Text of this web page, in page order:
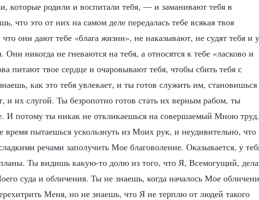
которые родили и воспитали тебя, — и заманивают тебя в
что это от них на самом деле передалась тебе всякая твоя
они дают тебе «блага жизни», не наказывают, не судят тебя и
никогда не гневаются на тебя, а относятся к тебе «ласково и
питают твое сердце и очаровывают тебя, чтобы сбить тебя с
как это тебя увлекает, и ты готов служить им, становишься
и их слугой. Ты безропотно готов стать их верным рабом, ты
И потому ты никак не откликаешься на совершаемый Мною труд.
время пытаешься ускользнуть из Моих рук, и неудивительно, что
речами заполучить Мое благоволение. Оказывается, у
Ты видишь какую-то долю из того, что Я, Всемогущий,
суда и обличения. Ты не знаешь, когда началось Мое
Меня, но не знаешь, что Я не терплю от людей такого